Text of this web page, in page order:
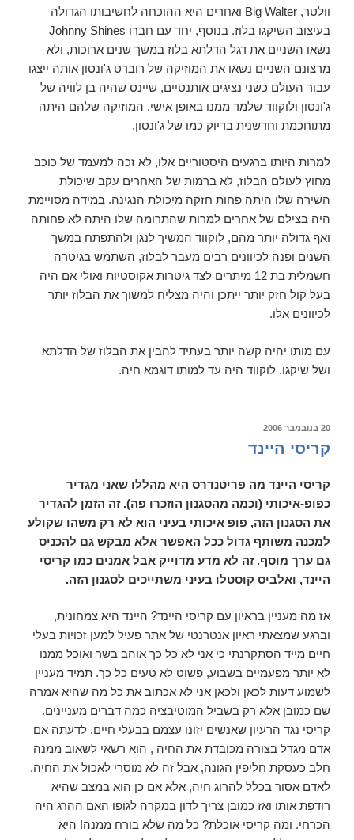
וולטר, Big Walter ואחרים היא ההוכחה לחשיבותו הגדולה
בעיצוב השיקגו בלוז. בנוסף, יחד עם חברו Johnny Shines
נשאו השניים את דגל הדלתא בלוז במשך שנים ארוכות, ולא
מרצונם השניים נשאו את המוזיקה של רוברט ג'ונסון אותה ייצגו
עבור העולם כשני נציגים אותנטיים, שיינס שהיה בן לוויה של
ג'ונסון ולוקווד שלמד ממנו באופן אישי, המוזיקה שלהם היתה
מתוחכמת וחדשנית בדיוק כמו של ג'ונסון.
למרות היותו ברגעים היסטוריים אלו, לא זכה למעמד של כוכב
מחוץ לעולם הבלוז, לא ברמות של האחרים עקב שיכולת
השירה שלו היתה פחות חזקה מיכולת הנגינה. במידה מסויימת
היה בצילם של אחרים למרות שהתרומה שלו היתה לא פחותה
ואף גדולה יותר מהם, לוקווד המשיך לנגן ולהתפתח במשך
השנים ופנה לכיוונים רבים מעבר לבלוז, השתמש בגיטרה
חשמלית בת 12 מיתרים לצד גיטרות אקוסטיות ואולי אם היה
בעל קול חזק יותר ייתכן והיה מצליח למשוך את הבלוז יותר
לכיוונים אלו.
עם מותו יהיה קשה יותר בעתיד להבין את הבלוז של הדלתא
ושל שיקגו. לוקווד היה עד למותו דוגמא חיה.
פורסם
20 בנובמבר 2006
קריסי היינד
קריסי היינד מה פריטנדרס היא מהללו שאני מגדיר
כפופ-איכותי (וכמה מהסגנון הוזכרו פה). זה הזמן להגדיר
את הסגנון הזה, פופ איכותי בעיני הוא לא רק משהו שקולע
למכנה משותף גדול ככל האפשר אלא מבקש גם להכניס
גם ערך מוסף. זה לא מדע מדוייק אבל אמנים כמו קריסי
היינד, ואלביס קוסטלו בעיני משתייכים לסגנון הזה.
אז מה מעניין בראיון עם קריסי היינד? היינד היא צמחונית,
וברגע שמצאתי ראיון אנטרנטי של אתר פעיל למען זכויות בעלי
חיים מייד הסתקרנתי כי אני לא כל כך אוהב בשר ואוכל ממנו
לא יותר מפעמיים בשבוע, פשוט לא טעים כל כך. תמיד מעניין
לשמוע דעות לכאן ולכאן אני לא אכתוב את כל מה שהיא אמרה
שם כמובן אלא רק בשביל המוטיבציה כמה דברים מעניינים.
קריסי נגד הרעיון שאנשים יזונו עצמם בבעלי חיים. לדעתה אם
אדם מגדל בצורה מכובדת את החיה , הוא רשאי לשאוב ממנה
חלב כעסקת חליפין הגונה, אבל זה לא מוסרי לאכול את החיה.
לאדם אסור בכלל להרוג חיה, אלא אם כן הוא במצב שהיא
רודפת אותו ואז כמובן צריך לדון במקרה לגופו האם ההרג היה
הכרחי. ומה קריסי אוכלת? כל מה שלא בורח ממנה! היא